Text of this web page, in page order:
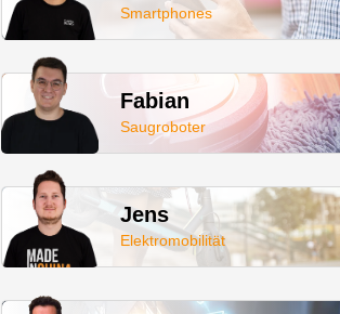
Smartphones
Fabian
Saugroboter
Jens
Elektromobilität